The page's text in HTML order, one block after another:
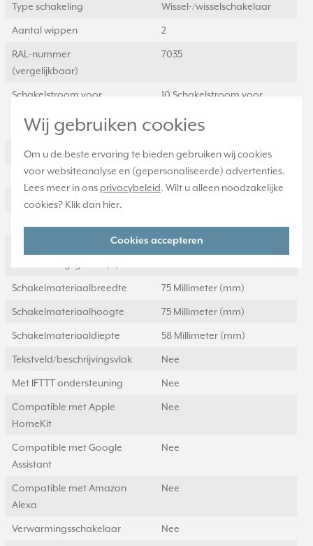
Wij gebruiken cookies
Om u de beste ervaring te bieden gebruiken wij cookies
voor websiteanalyse en (gepersonaliseerde) advertenties.
Lees meer in ons privacybeleid. Wilt u alleen noodzakelijke
cookies? Klik dan hier.
Cookies accepteren
Type schakeling Wissel-/wisselschakelaar
Aantal wippen 2
RAL-nummer
(vergelijkbaar)
7035
Schakelstroom voor
10 Schakelstroom voor
(AX)
Drukvlakschakelaar Nee
Slagvastheid IK00
Wasmachineschakelaar
IP44
Schakelmateriaalbreedte 75 Millimeter (mm)
Schakelmateriaalhoogte 75 Millimeter (mm)
Schakelmateriaaldiepte 58 Millimeter (mm)
Tekstveld/beschrijvingsvlak Nee
Met IFTTT ondersteuning Nee
Compatible met Apple
HomeKit
Nee
Compatible met Google
Assistant
Nee
Compatible met Amazon
Alexa
Nee
Verwarmingsschakelaar Nee